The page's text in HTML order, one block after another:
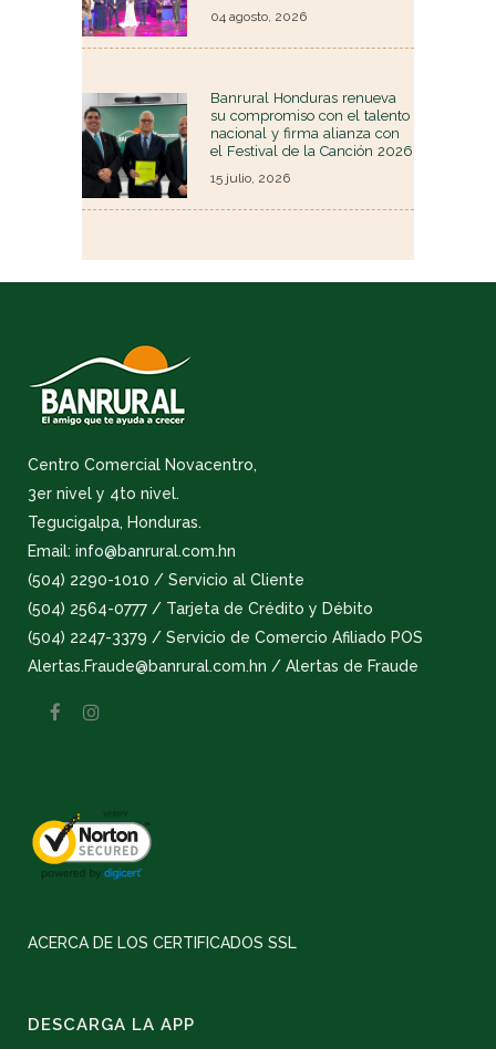
04 agosto, 2026
Banrural Honduras renueva
su compromiso con el talento
nacional y firma alianza con
el Festival de la Canción 2026
15 julio, 2026
Centro Comercial Novacentro,
3er nivel y 4to nivel.
Tegucigalpa, Honduras.
Email: info@banrural.com.hn
(504) 2290-1010 / Servicio al Cliente
(504) 2564-0777 / Tarjeta de Crédito y Débito
(504) 2247-3379 / Servicio de Comercio Afiliado POS
Alertas.Fraude@banrural.com.hn / Alertas de Fraude
ACERCA DE LOS CERTIFICADOS SSL
DESCARGA LA APP